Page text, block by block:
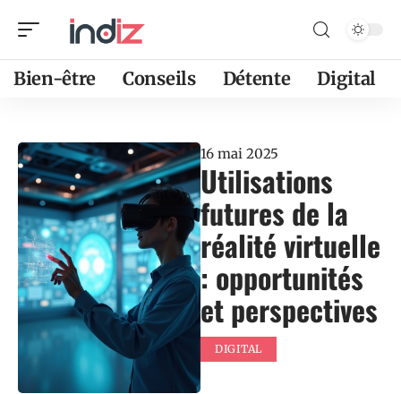
Bien-être Conseils Détente Digital
16 mai 2025
Utilisations
futures de la
réalité virtuelle
: opportunités
et perspectives
DIGITAL